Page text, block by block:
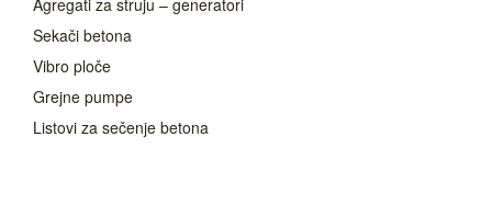
Agregati za struju – generatori
Sekači betona
Vibro ploče
Grejne pumpe
Listovi za sečenje betona